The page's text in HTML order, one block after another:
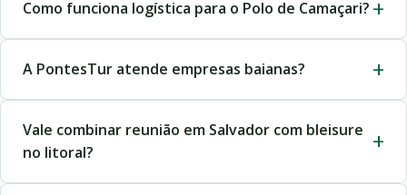
Como funciona logística para o Polo de Camaçari?
A PontesTur atende empresas baianas?
Vale combinar reunião em Salvador com bleisure
no litoral?